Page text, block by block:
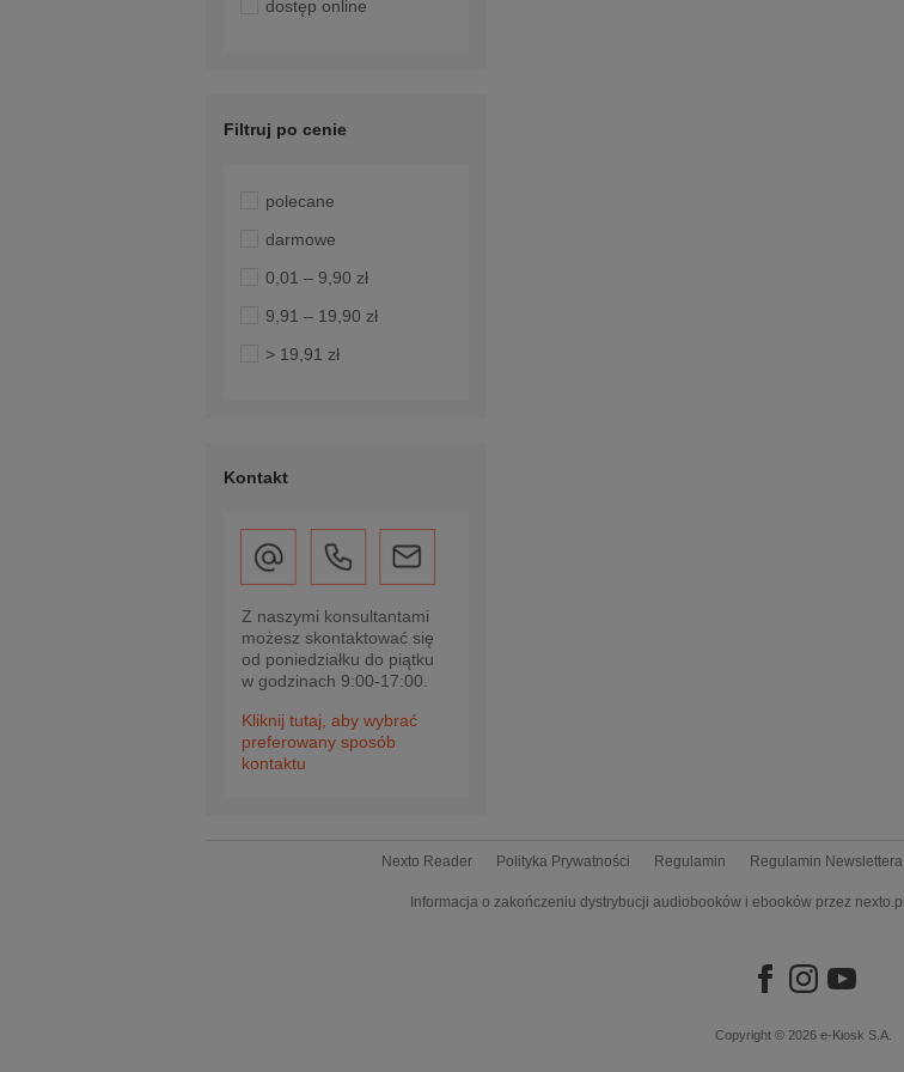
dostęp online
Filtruj po cenie
polecane
darmowe
0,01 – 9,90 zł
9,91 – 19,90 zł
> 19,91 zł
Kontakt
Z naszymi konsultantami
możesz skontaktować się
od poniedziałku do piątku
w godzinach 9:00-17:00.
Kliknij tutaj, aby wybrać
preferowany sposób
kontaktu
Nexto Reader Polityka Prywatności Regulamin Regulamin Newslettera
Informacja o zakończeniu dystrybucji audiobooków i ebooków przez nexto.pl
Copyright © 2026 e-Kiosk S.A.